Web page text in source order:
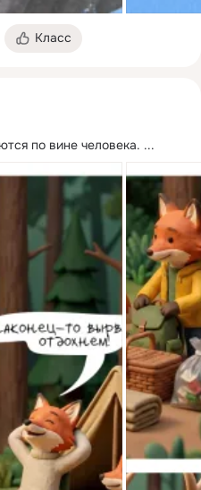
Класс
по вине человека. ...